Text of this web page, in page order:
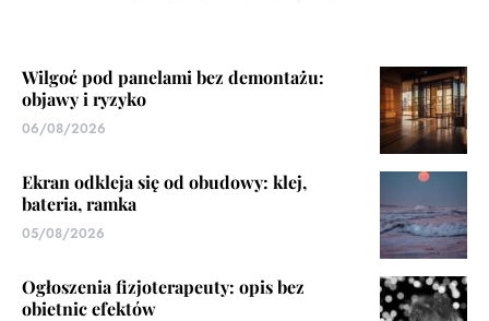
Wilgoć pod panelami bez demontażu:
objawy i ryzyko
06/08/2026
Ekran odkleja się od obudowy: klej,
bateria, ramka
05/08/2026
Ogłoszenia fizjoterapeuty: opis bez
obietnic efektów